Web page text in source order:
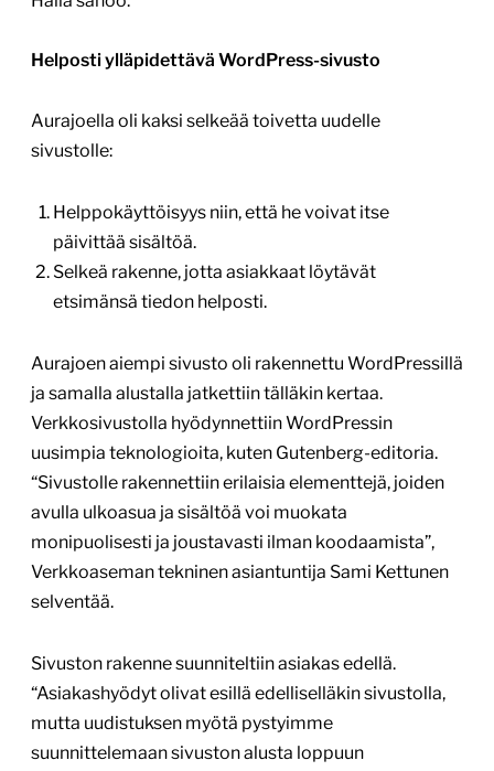
Helposti ylläpidettävä WordPress-sivusto
Aurajoella oli kaksi selkeää toivetta uudelle
sivustolle:
Helppokäyttöisyys niin, että he voivat itse
päivittää sisältöä.
Selkeä rakenne, jotta asiakkaat löytävät
etsimänsä tiedon helposti.
Aurajoen aiempi sivusto oli rakennettu WordPressillä
ja samalla alustalla jatkettiin tälläkin kertaa.
Verkkosivustolla hyödynnettiin WordPressin
uusimpia teknologioita, kuten Gutenberg-editoria.
“Sivustolle rakennettiin erilaisia elementtejä, joiden
avulla ulkoasua ja sisältöä voi muokata
monipuolisesti ja joustavasti ilman koodaamista”,
Verkkoaseman tekninen asiantuntija Sami Kettunen
selventää.
Sivuston rakenne suunniteltiin asiakas edellä.
“Asiakashyödyt olivat esillä edelliselläkin sivustolla,
mutta uudistuksen myötä pystyimme
suunnittelemaan sivuston alusta loppuun